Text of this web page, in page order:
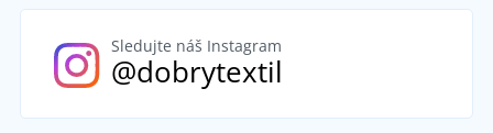
Sledujte náš Instagram
@dobrytextil